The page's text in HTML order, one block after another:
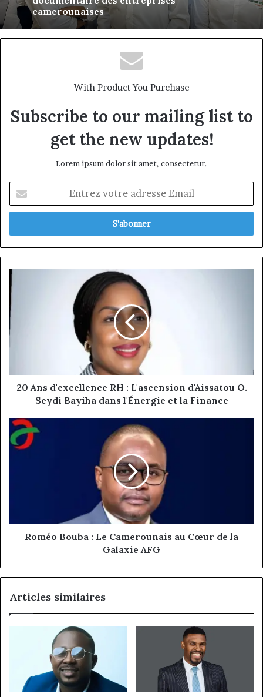
Africa Univ Tech : Quand l’intelligence
Portrait de Roger Nengwe Ntafam : Une
figure montante de la fintech au service
With Product You Purchase
Subscribe to our mailing list to
get the new updates!
Lorem ipsum dolor sit amet, consectetur.
votre
adresse
20
Ans
RH
L'ascension
d'Aissatou
Seydi
Bayiha
et
la
Finance
20 Ans d'excellence RH : L'ascension d'Aissatou O.
Seydi Bayiha dans l'Énergie et la Finance
Roméo
Bouba
la
GalaxieRoméo Bouba : Le Camerounais au Cœur de la
Galaxie AFG
Articles similaires